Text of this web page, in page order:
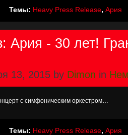
Темы: Heavy Press Release, Ария
Ария - 30 лет!
13, 2015 by Dimon in
с симфоническим оркестром…
Темы: Heavy Press Release, Ария